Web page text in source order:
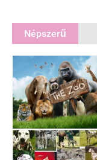
Népszerű